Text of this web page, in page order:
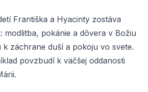
Františka a Hyacinty zostáva
modlitba, pokánie a dôvera v Božiu
k záchrane duší a pokoju vo svete.
povzbudí k väčšej oddanosti